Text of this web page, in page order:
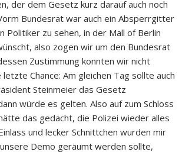
der dem Gesetz kurz darauf auch noch
Bundesrat war auch ein Absperrgitter
Politiker zu sehen, in der Mall of Berlin
also zogen wir um den Bundesrat
Zustimmung konnten wir nicht
Chance: Am gleichen Tag sollte auch
Steinmeier das Gesetz
würde es gelten. Also auf zum Schloss
das gedacht, die Polizei wieder alles
und lecker Schnittchen wurden mir
Demo geräumt werden sollte,